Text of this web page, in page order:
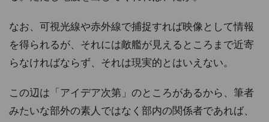
なお、可視光線や赤外線で捕捉すれば映像として情報
を得られるが、それには敵艦が見えるところまで近寄
らなければならず、それは現実的とはいえない。
この辺は「アイデア次第」のところがあるから、筆者
みたいな部外の素人ではなく部内の関係者であれば、